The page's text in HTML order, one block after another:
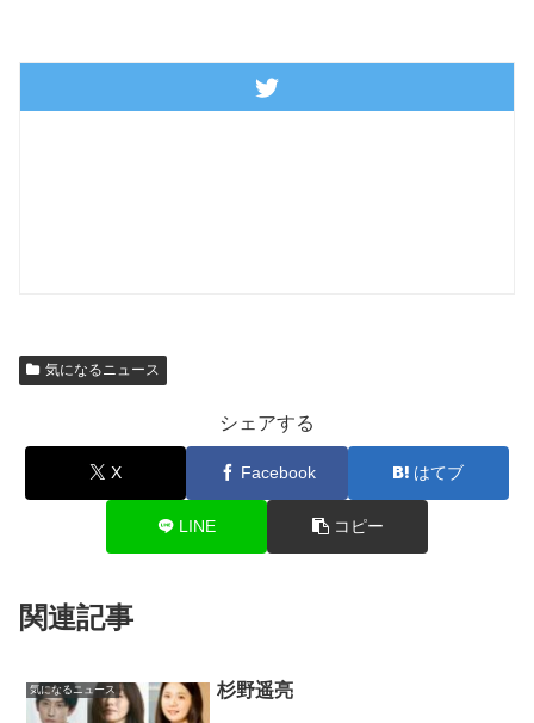
気になるニュース
シェアする
X Facebook はてブ
LINE コピー
関連記事
気になるニュース 杉野遥亮